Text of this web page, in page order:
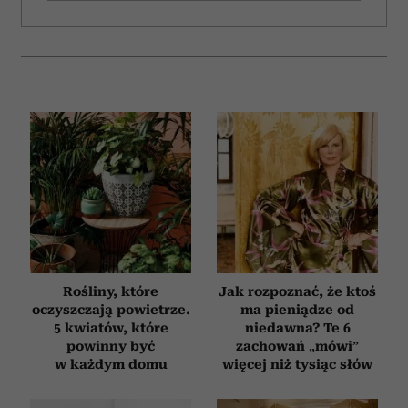
Rośliny, które
oczyszczają powietrze.
5 kwiatów, które
powinny być
w każdym domu
Jak rozpoznać, że ktoś
ma pieniądze od
niedawna? Te 6
zachowań „mówi”
więcej niż tysiąc słów